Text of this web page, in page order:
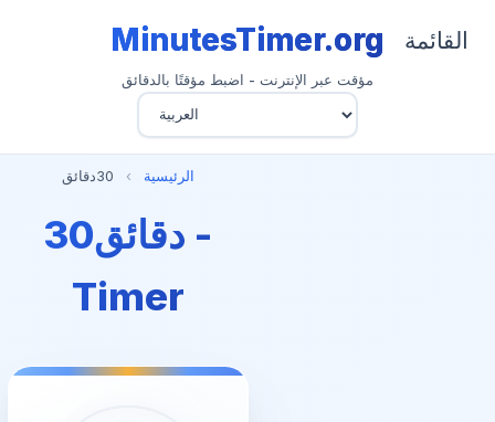
MinutesTimer.org
مؤقت عبر الإنترنت - اضبط مؤقتًا بالدقائق
القائمة
الرئيسية › 30دقائق
30دقائق -
Timer